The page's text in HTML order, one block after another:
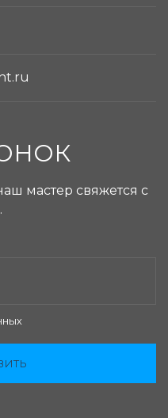
мастер свяжется с